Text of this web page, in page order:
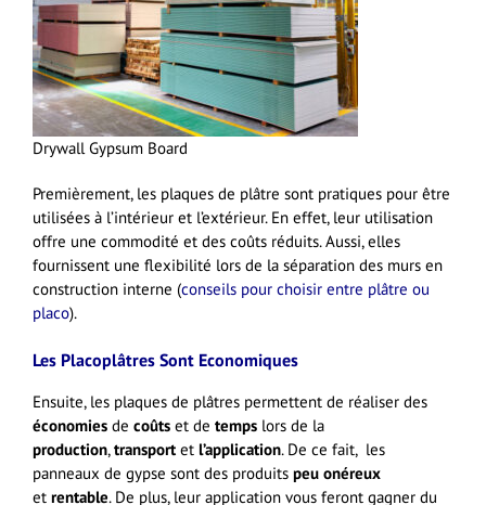
Drywall Gypsum Board
Premièrement, les plaques de plâtre sont pratiques pour être
utilisées à l’intérieur et l’extérieur. En effet, leur utilisation
offre une commodité et des coûts réduits. Aussi, elles
fournissent une flexibilité lors de la séparation des murs en
construction interne (conseils pour choisir entre plâtre ou
placo).
Les Placoplâtres Sont Economiques
Ensuite, les plaques de plâtres permettent de réaliser des
économies de coûts et de temps lors de la
production,transport et l’application.De ce fait, les
panneaux de gypse sont des produits peu onéreux
et rentable. De plus, leur application vous feront gagner du